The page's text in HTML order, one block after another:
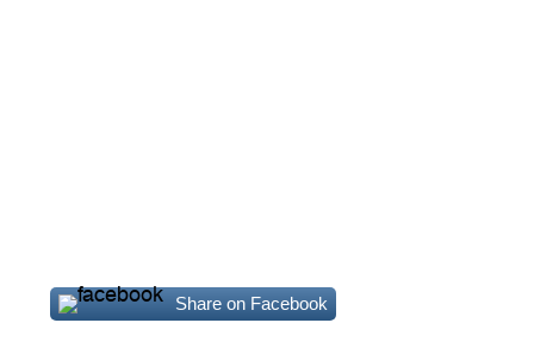
Share on Facebook